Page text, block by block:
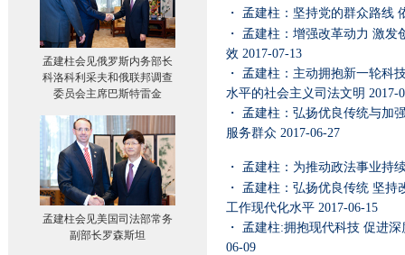
孟建柱会见俄罗斯内务部长
科洛科利采夫和俄联邦调查
委员会主席巴斯特雷金
孟建柱会见美国司法部常务
副部长罗森斯坦
・ 孟建柱：坚持党的群众路线
・ 孟建柱：增强改革动力 激发
效 2017-07-13
・ 孟建柱：主动拥抱新一轮科
水平的社会主义司法文明 2017-
・ 孟建柱：弘扬优良传统与加
服务群众 2017-06-27
・ 孟建柱：为推动政法事业持
・ 孟建柱：弘扬优良传统 坚持
工作现代化水平 2017-06-15
・ 孟建柱:拥抱现代科技 促进
06-09